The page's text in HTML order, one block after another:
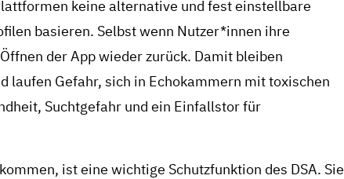
keine alternative und fest einstellbare
basieren. Selbst wenn Nutzer*innen ihre
der App wieder zurück. Damit bleiben
laufen Gefahr, sich in Echokammern mit toxischen
Suchtgefahr und ein Einfallstor für
ist eine wichtige Schutzfunktion des DSA. Sie